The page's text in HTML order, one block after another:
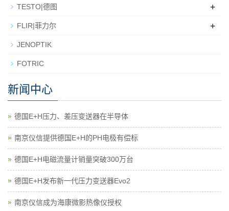
TESTO|德图 +
FLIR|菲力尔 +
JENOPTIK
FOTRIC
新闻中心
德国E+H压力、差压变送器在半导体
南京仪信提供德国E+H的PH电极有偿标
德国E+H电磁流量计销量突破300万台
德国E+H发布新一代压力变送器Evo2
南京仪信成为海康微影热像仪授权